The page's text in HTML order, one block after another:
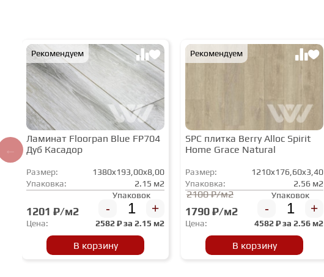
Рекомендуем
Ламинат Floorpan Blue FP704
Дуб Касадор
Размер:
1380x193,00x8,00
Упаковка:
2.15 м2
1201 ₽/м2
Упаковок
- +
Цена: 2582₽ за 2.15 м2
В корзину
Рекомендуем
SPC плитка Berry Alloc Spirit
Home Grace Natural
Размер:
1210x176,60x3,40
Упаковка:
2.56 м2
2100 ₽/м2
1790 ₽/м2
Упаковок
- +
Цена: 4582₽ за 2.56 м2
В корзину